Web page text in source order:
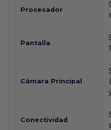
Procesador
Pantalla
Cámara Principal
Conectividad